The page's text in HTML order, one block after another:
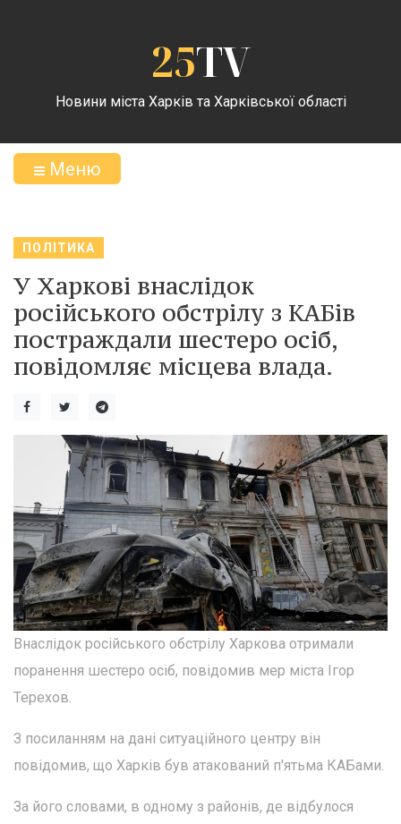
25TV
Новини міста Харків та Харківської області
Меню
ПОЛІТИКА
У Харкові внаслідок
російського обстрілу з КАБів
постраждали шестеро осіб,
повідомляє місцева влада.
Внаслідок російського обстрілу Харкова отримали
поранення шестеро осіб, повідомив мер міста Ігор
Терехов.
З посиланням на дані ситуаційного центру він
повідомив, що Харків був атакований п'ятьма КАБами.
За його словами, в одному з районів, де відбулося